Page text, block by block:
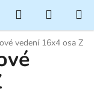
Hledat
KOŠÍK
vedení 16x4 osa Z